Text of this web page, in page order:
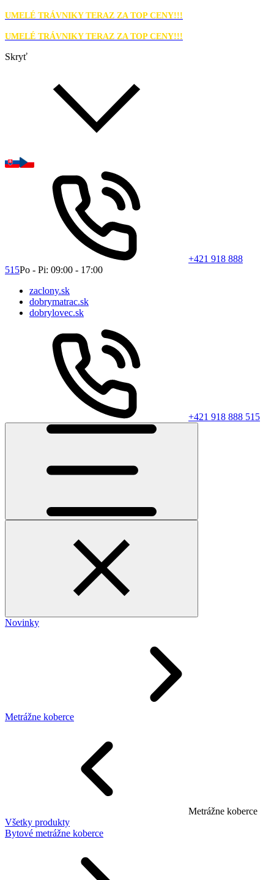
UMELÉ TRÁVNIKY TERAZ ZA TOP CENY!!!
UMELÉ TRÁVNIKY TERAZ ZA TOP CENY!!!
Skryť
+421 918 888
515Po - Pi: 09:00 - 17:00
zaclony.sk
dobrymatrac.sk
dobrylovec.sk
+421 918 888 515
Novinky
Metrážne koberce
Metrážne koberce
Všetky produkty
Bytové metrážne koberce